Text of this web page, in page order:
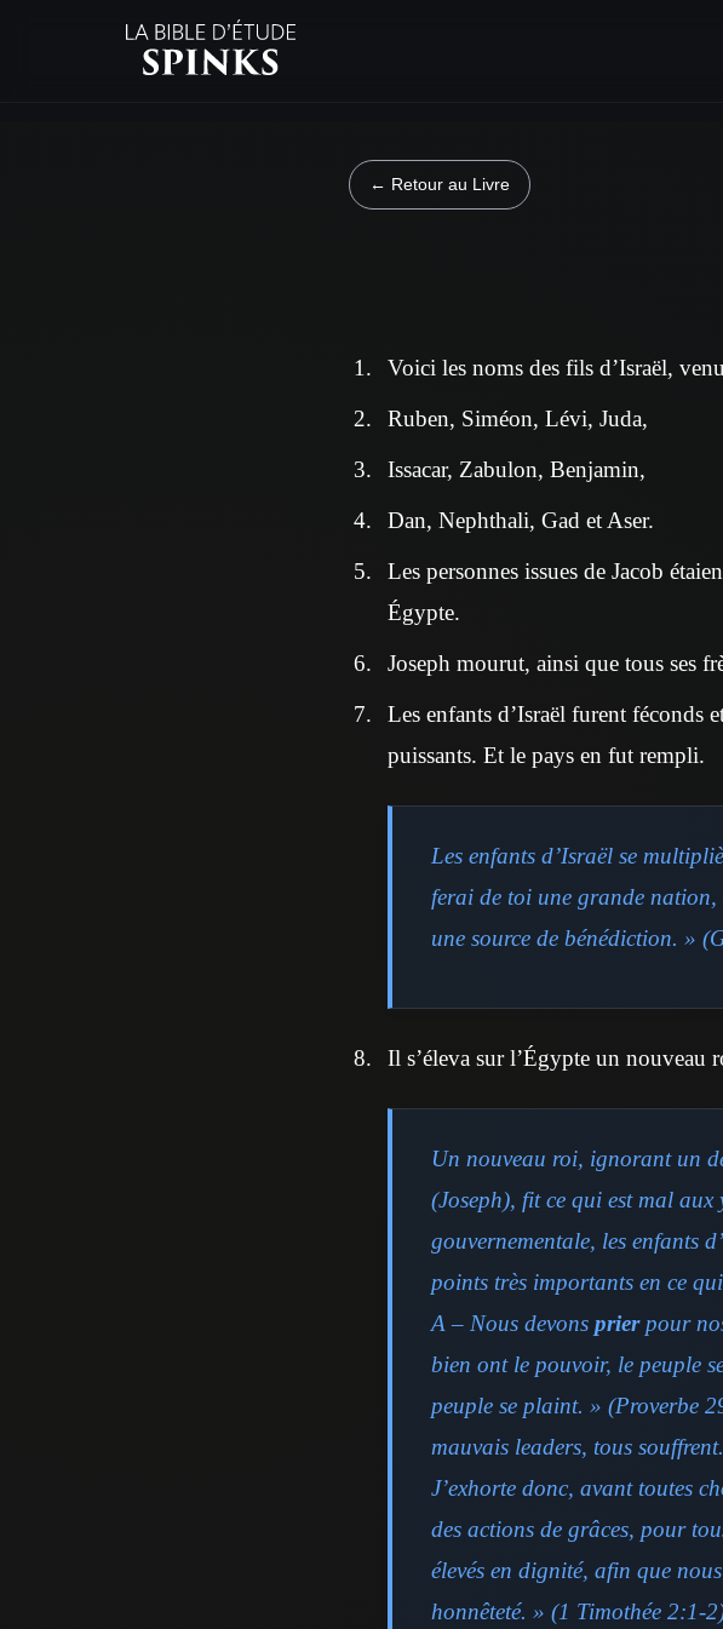
← Retour au Livre
Voici les noms des fils d’Israël,
Ruben, Siméon, Lévi, Juda,
Issacar, Zabulon, Benjamin,
Dan, Nephthali, Gad et Aser.
Les personnes issues de Jacob
Égypte.
Joseph mourut, ainsi que tous ses
Les enfants d’Israël furent féconds
puissants. Et le pays en fut rempli.
Les enfants d’Israël se
ferai de toi une grande
une source de bénédiction. »
Il s’éleva sur l’Égypte un nouveau
Un nouveau roi, ignorant un
(Joseph), fit ce qui est mal
gouvernementale, les enfants
points très importants en ce
A – Nous devons prierpour
bien ont le pouvoir, le peuple
peuple se plaint. » (Proverbe
mauvais leaders, tous
J’exhorte donc, avant toutes
des actions de grâces, pour
élevés en dignité, afin que
honnêteté. » (1 Timothée 2:1-